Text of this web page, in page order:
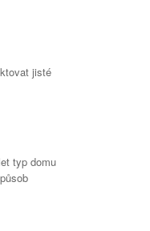
jisté
typ domu